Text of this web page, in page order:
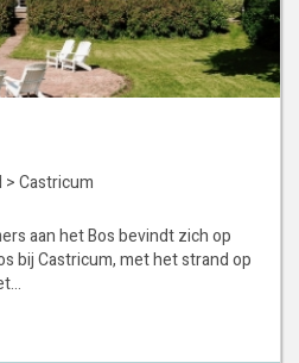
>Castricum
aan het Bos bevindt zich op
bij Castricum, met het strand op